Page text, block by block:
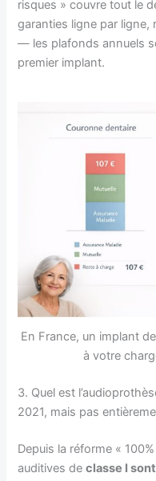
risques » couvre tout le
garanties ligne par ligne,
— les plafonds annuels
premier implant.
En France, un implant
à votre
3. Quel est
2021, mais pas
Depuis la réforme «
auditives declasse I